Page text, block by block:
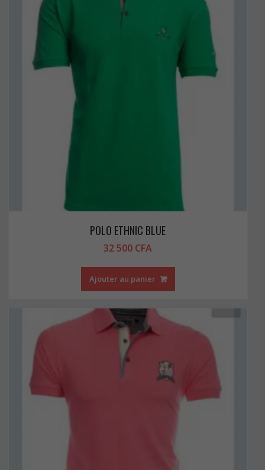
POLO ETHNIC BLUE
32 500 CFA
Ajouter au panier